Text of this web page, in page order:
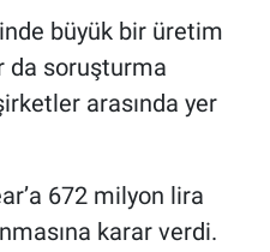
büyük bir üretim
da soruşturma
arasında yer
672 milyon lira
karar verdi.